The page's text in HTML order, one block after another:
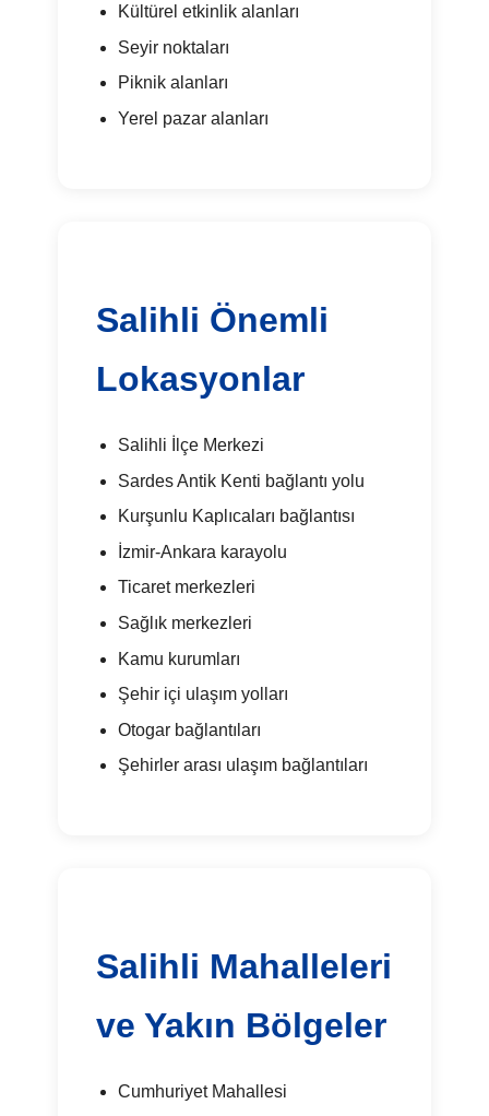
Kültürel etkinlik alanları
Seyir noktaları
Piknik alanları
Yerel pazar alanları
Salihli Önemli
Lokasyonlar
Salihli İlçe Merkezi
Sardes Antik Kenti bağlantı yolu
Kurşunlu Kaplıcaları bağlantısı
İzmir-Ankara karayolu
Ticaret merkezleri
Sağlık merkezleri
Kamu kurumları
Şehir içi ulaşım yolları
Otogar bağlantıları
Şehirler arası ulaşım bağlantıları
Salihli Mahalleleri
ve Yakın Bölgeler
Cumhuriyet Mahallesi